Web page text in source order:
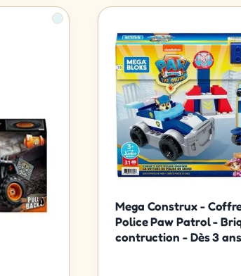
Mega Construx -
Police Paw Patrol -
contruction - Dès 3